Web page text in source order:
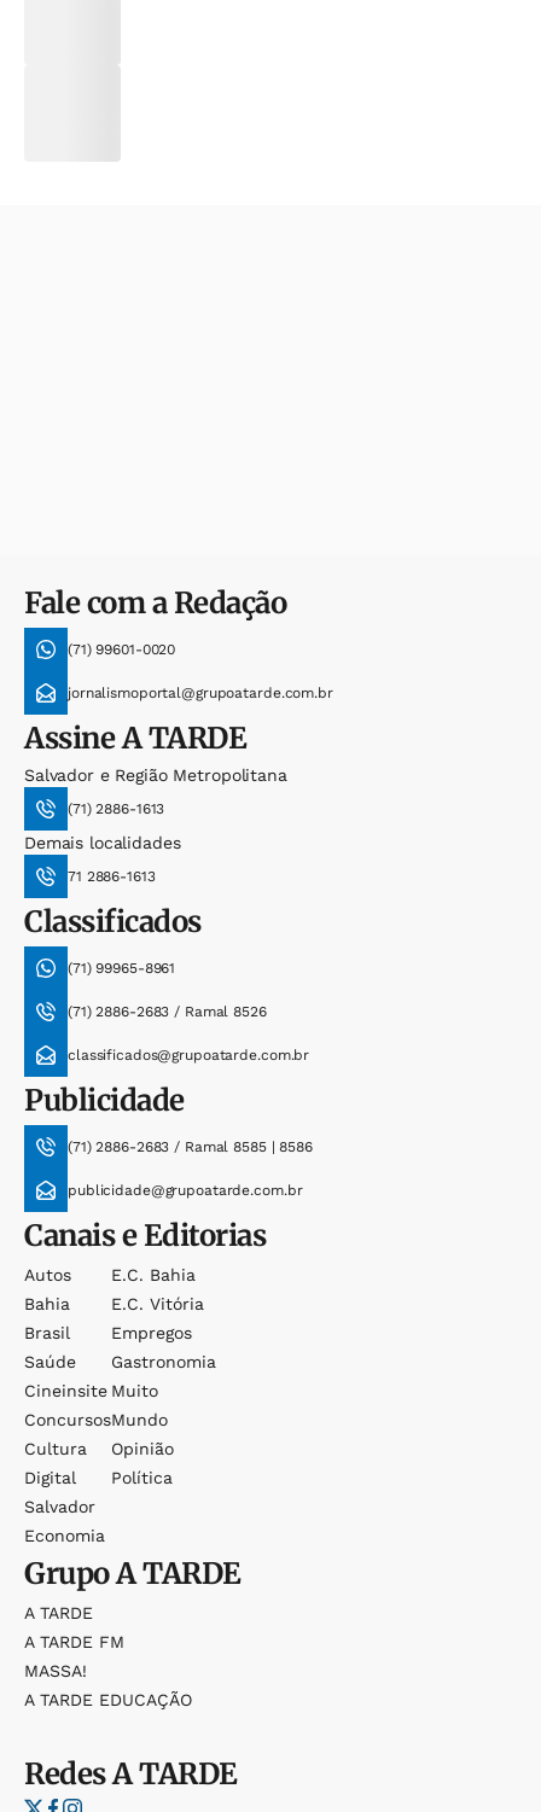
Fale com a Redação
(71) 99601-0020
jornalismoportal@grupoatarde.com.br
AssineA TARDE
Salvador e Região Metropolitana
(71) 2886-1613
Demais localidades
71 2886-1613
Classificados
(71) 99965-8961
(71) 2886-2683 / Ramal 8526
classificados@grupoatarde.com.br
Publicidade
(71) 2886-2683 / Ramal 8585 | 8586
publicidade@grupoatarde.com.br
Canais e Editorias
Autos
Bahia
Brasil
Saúde
Cineinsite
Concursos
Cultura
Digital
Salvador
Economia
E.c. Bahia
E.c. Vitória
Empregos
Gastronomia
Muito
Mundo
Opinião
Política
GrupoA TARDE
A TARDE
A TARDE FM
MASSA!
A TARDE EDUCAÇÃO
RedesA TARDE